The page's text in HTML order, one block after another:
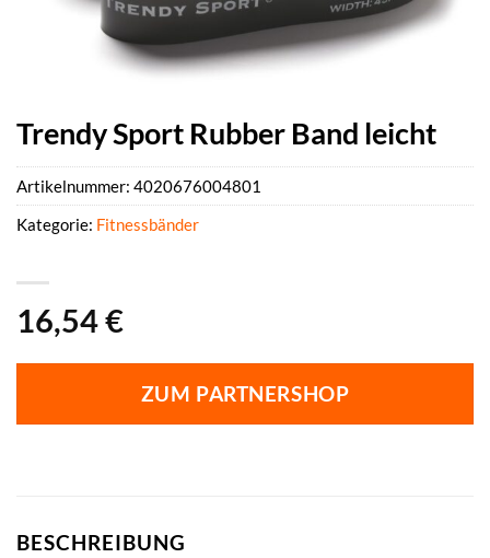
Trendy Sport Rubber Band leicht
16,54€
ZUM PARTNERSHOP
Artikelnummer: 4020676004801
Kategorie: Fitnessbänder
BESCHREIBUNG